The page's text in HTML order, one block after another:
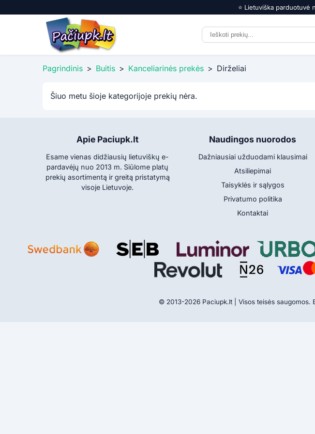
⭐️ Lietuviška parduotuvė
Pagrindinis > Buitis > Kanceliarinės prekės > Dirželiai
Šiuo metu šioje kategorijoje prekių nėra.
Apie Paciupk.lt
Esame vienas didžiausių lietuviškų e-
pardavėjų nuo 2013 m. Siūlome platų
prekių asortimentą ir greitą pristatymą
visoje Lietuvoje.
Naudingos nuorodos
Dažniausiai užduodami klausimai
Atsiliepimai
Taisyklės ir sąlygos
Privatumo politika
Kontaktai
© 2013-2026 Paciupk.lt | Visos teisės saugomos.